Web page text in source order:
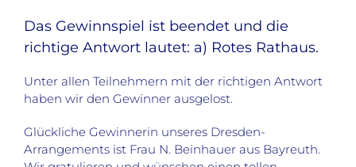
Das Gewinnspiel ist beendet und die
richtige Antwort lautet: a) Rotes Rathaus.
Unter allen Teilnehmern mit der richtigen Antwort
haben wir den Gewinner ausgelost.
Glückliche Gewinnerin unseres Dresden-
Arrangements ist Frau N. Beinhauer aus Bayreuth.